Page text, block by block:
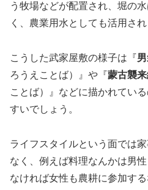
う牧場などが配置され、堀の
く、農業用水としても活用され
こうした武家屋敷の様子は『
ろうえことば）』や『蒙古襲来
ことば）』などに描かれてい
すいでしょう。
ライフスタイルという面では
なく、例えば料理なんかは男
なければ女性も農耕に参加す